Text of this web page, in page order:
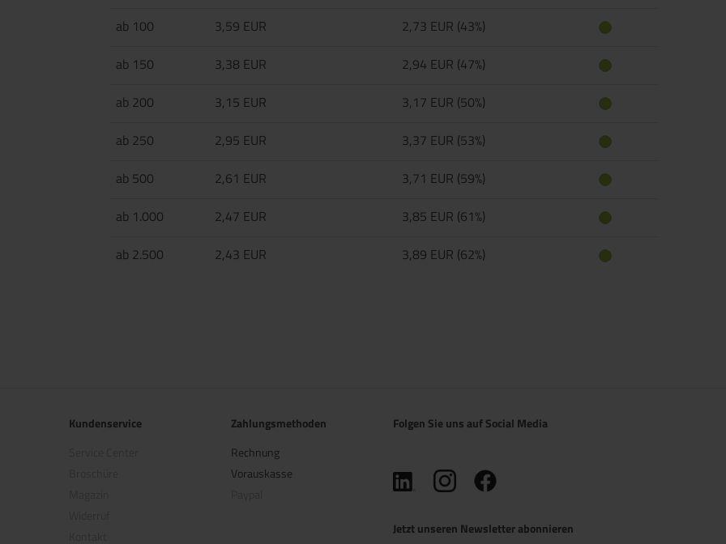
ab 100
3,59 EUR
2,73 EUR (43%)
ab 150
3,38 EUR
2,94 EUR (47%)
ab 200
3,15 EUR
3,17 EUR (50%)
ab 250
2,95 EUR
3,37 EUR (53%)
ab 500
2,61 EUR
3,71 EUR (59%)
ab 1.000
2,47 EUR
3,85 EUR (61%)
ab 2.500
2,43 EUR 3,89 EUR (62%)
Kundenservice
Zahlungsmethoden
Rechnung
Vorauskasse
Folgen Sie uns auf Social Media
(öffnet in neuem Tab)
(öffnet in neuem Tab)
(öffnet in neuem Tab)
Jetzt unseren Newsletter abonnieren